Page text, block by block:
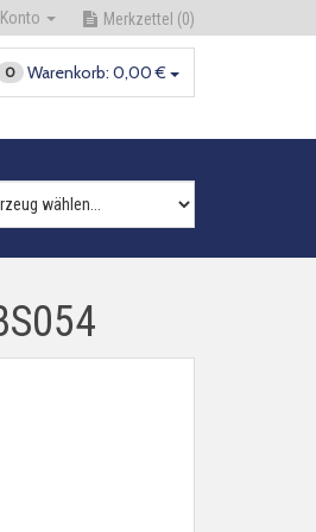
Merkzettel (0)
0 Warenkorb: 0,00 €